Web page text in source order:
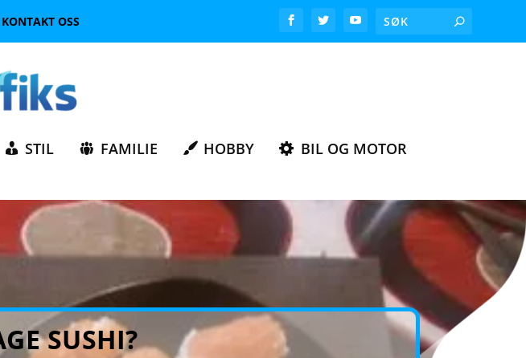
KONTAKT OSS
STIL FAMILIE HOBBY BIL OG MOTOR
SUSHI?